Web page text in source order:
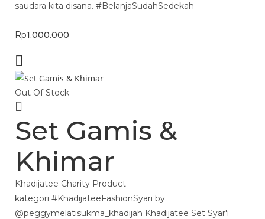
saudara kita disana. #BelanjaSudahSedekah
Rp1.000.000
Out Of Stock
Set Gamis &
Khimar
Khadijatee Charity Product
kategori #KhadijateeFashionSyari by
@peggymelatisukma_khadijah Khadijatee Set Syar'i